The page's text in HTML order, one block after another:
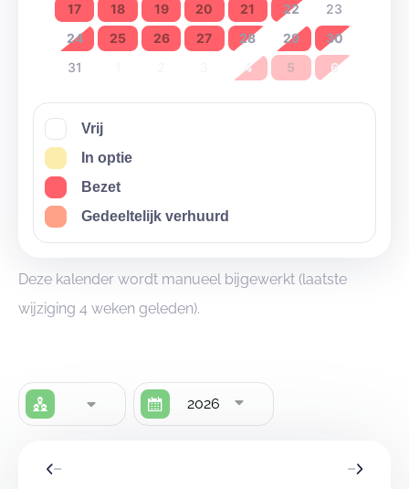
17
18 19 20 21 22
23
24
25 26 27 28 29
30
31
4 5 6
Vrij
In optie
Bezet
Gedeeltelijk verhuurd
Deze kalender wordt manueel bijgewerkt (laatste
wijziging 4 weken geleden).
2026